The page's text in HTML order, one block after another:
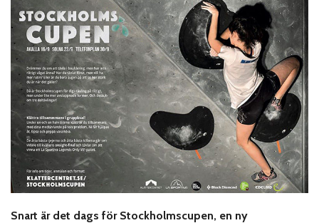
Snart är det dags för Stockholmscupen, en ny